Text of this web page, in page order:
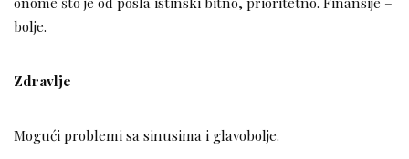
bolje.
Zdravlje
Mogući problemi sa sinusima i glavobolje.